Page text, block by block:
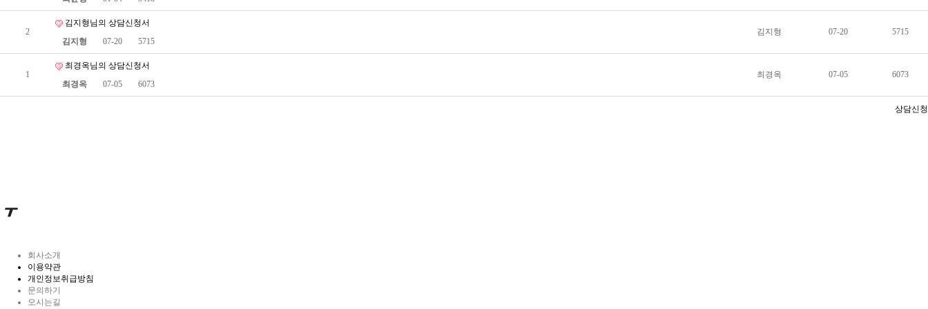
2
김지형님의 상담신청서
김지형
07-20 5715
김지형 07-20 5715
1
최경옥님의 상담신청서
최경옥
07-05 6073
최경옥 07-05 6073
상담신청
회사소개
이용약관
개인정보취급방침
문의하기
오시는길